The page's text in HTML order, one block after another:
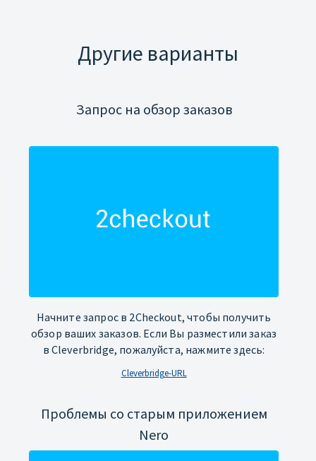
Другие варианты
Запрос на обзор заказов
Начните запрос в 2Checkout, чтобы получить
обзор ваших заказов. Если Вы разместили заказ
в Cleverbridge, пожалуйста, нажмите здесь:
Cleverbridge-URL
Проблемы со старым приложением
Nero